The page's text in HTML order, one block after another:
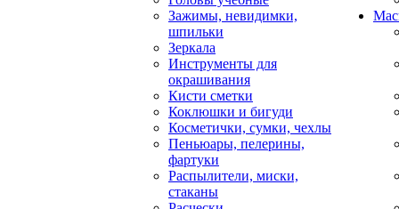
Зажимы, невидимки,
шпильки
Зеркала
Инструменты для
окрашивания
Кисти сметки
Коклюшки и бигуди
Косметички, сумки, чехлы
Пеньюары, пелерины,
фартуки
Распылители, миски,
стаканы